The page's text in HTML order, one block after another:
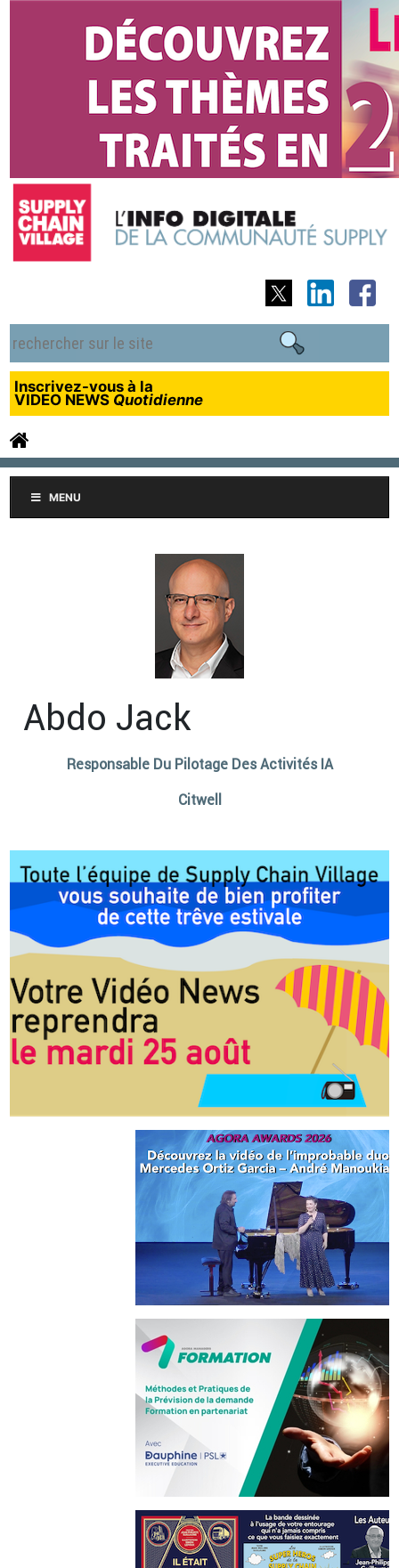
Inscrivez-vous à la
VIDEO NEWS Quotidienne
MENU
Abdo Jack
Responsable Du Pilotage Des Activités IA
Citwell